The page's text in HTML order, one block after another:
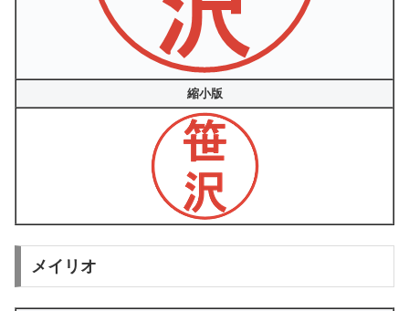
縮小版
メイリオ